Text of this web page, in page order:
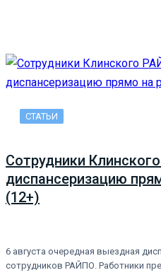
СТАТЬИ
Сотрудники
диспансеризацию
(12+)
6 августа очередная выездная
сотрудников РАЙПО. Работники